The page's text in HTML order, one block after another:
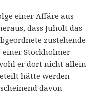
einer Affäre aus
dass Juholt das
zustehende
Stockholmer
er dort nicht allein
hätte werden
davon